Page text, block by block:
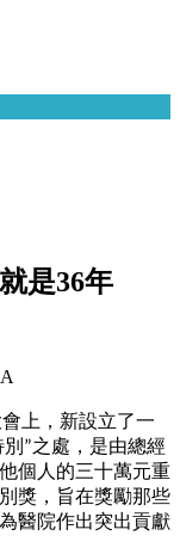
是36年
上，新設立了一
”之處，是由總經
個人的三十萬元重
獎，旨在獎勵那些
醫院作出突出貢獻